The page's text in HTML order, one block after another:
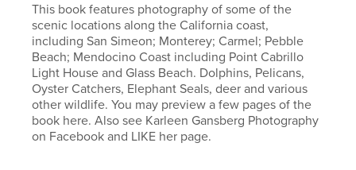
This book features photography of some of the
scenic locations along the California coast,
including San Simeon; Monterey; Carmel; Pebble
Beach; Mendocino Coast including Point Cabrillo
Light House and Glass Beach. Dolphins, Pelicans,
Oyster Catchers, Elephant Seals, deer and various
other wildlife. You may preview a few pages of the
book here. Also see Karleen Gansberg Photography
on Facebook and LIKE her page.